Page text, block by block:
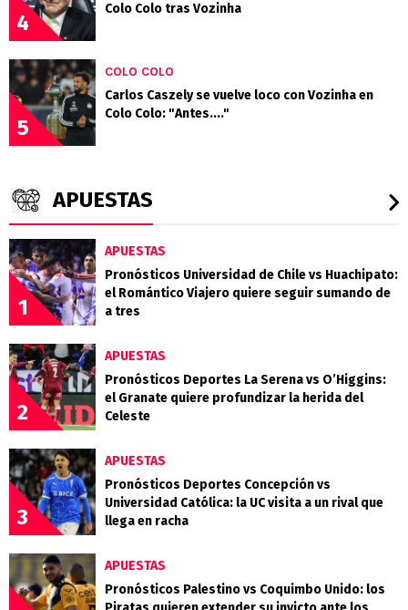
4
Colo Colo tras Vozinha
5
COLO COLO
Carlos Caszely se vuelve loco con Vozinha en
Colo Colo: "Antes...."
APUESTAS
1
APUESTAS
Pronósticos Universidad de Chile vs Huachipato:
el Romántico Viajero quiere seguir sumando de
a tres
2
APUESTAS
Pronósticos Deportes La Serena vs O’Higgins:
el Granate quiere profundizar la herida del
Celeste
3
APUESTAS
Pronósticos Deportes Concepción vs
Universidad Católica: la UC visita a un rival que
llega en racha
APUESTAS
Pronósticos Palestino vs Coquimbo Unido: los